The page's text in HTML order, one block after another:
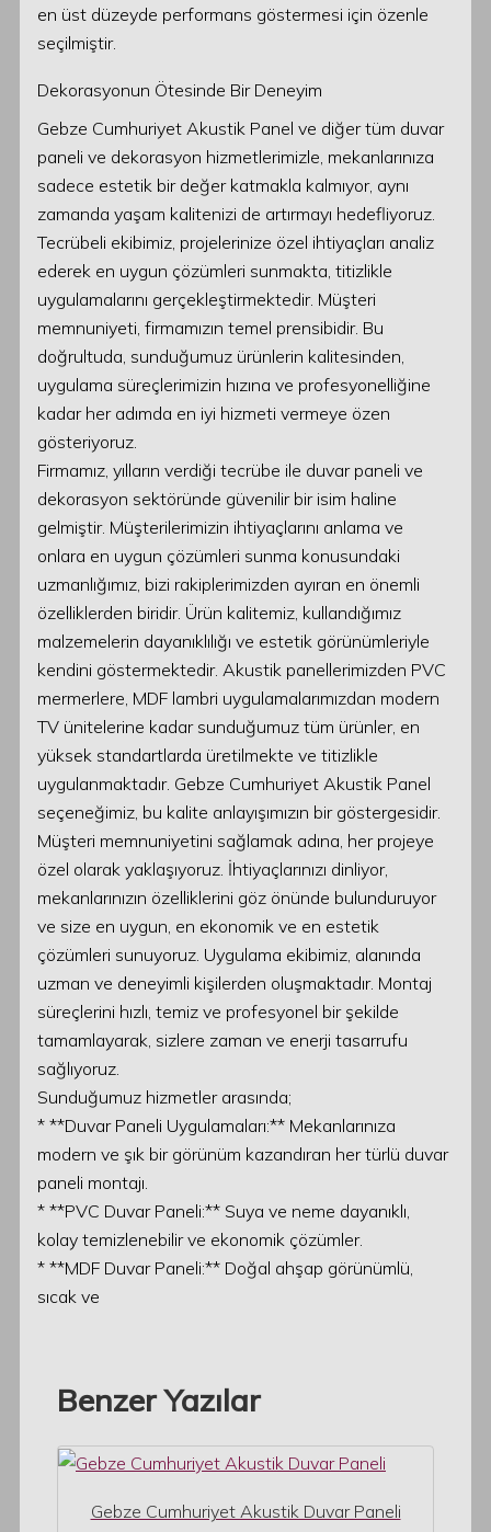
en üst düzeyde performans göstermesi için özenle
seçilmiştir.
Dekorasyonun Ötesinde Bir Deneyim
Gebze Cumhuriyet Akustik Panel ve diğer tüm duvar
paneli ve dekorasyon hizmetlerimizle, mekanlarınıza
sadece estetik bir değer katmakla kalmıyor, aynı
zamanda yaşam kalitenizi de artırmayı hedefliyoruz.
Tecrübeli ekibimiz, projelerinize özel ihtiyaçları analiz
ederek en uygun çözümleri sunmakta, titizlikle
uygulamalarını gerçekleştirmektedir. Müşteri
memnuniyeti, firmamızın temel prensibidir. Bu
doğrultuda, sunduğumuz ürünlerin kalitesinden,
uygulama süreçlerimizin hızına ve profesyonelliğine
kadar her adımda en iyi hizmeti vermeye özen
gösteriyoruz.
Firmamız, yılların verdiği tecrübe ile duvar paneli ve
dekorasyon sektöründe güvenilir bir isim haline
gelmiştir. Müşterilerimizin ihtiyaçlarını anlama ve
onlara en uygun çözümleri sunma konusundaki
uzmanlığımız, bizi rakiplerimizden ayıran en önemli
özelliklerden biridir. Ürün kalitemiz, kullandığımız
malzemelerin dayanıklılığı ve estetik görünümleriyle
kendini göstermektedir. Akustik panellerimizden PVC
mermerlere, MDF lambri uygulamalarımızdan modern
TV ünitelerine kadar sunduğumuz tüm ürünler, en
yüksek standartlarda üretilmekte ve titizlikle
uygulanmaktadır. Gebze Cumhuriyet Akustik Panel
seçeneğimiz, bu kalite anlayışımızın bir göstergesidir.
Müşteri memnuniyetini sağlamak adına, her projeye
özel olarak yaklaşıyoruz. İhtiyaçlarınızı dinliyor,
mekanlarınızın özelliklerini göz önünde bulunduruyor
ve size en uygun, en ekonomik ve en estetik
çözümleri sunuyoruz. Uygulama ekibimiz, alanında
uzman ve deneyimli kişilerden oluşmaktadır. Montaj
süreçlerini hızlı, temiz ve profesyonel bir şekilde
tamamlayarak, sizlere zaman ve enerji tasarrufu
sağlıyoruz.
Sunduğumuz hizmetler arasında;
* **Duvar Paneli Uygulamaları:** Mekanlarınıza
modern ve şık bir görünüm kazandıran her türlü duvar
paneli montajı.
* **PVC Duvar Paneli:** Suya ve neme dayanıklı,
kolay temizlenebilir ve ekonomik çözümler.
* **MDF Duvar Paneli:** Doğal ahşap görünümlü,
sıcak ve
Benzer Yazılar
Gebze Cumhuriyet Akustik Duvar Paneli